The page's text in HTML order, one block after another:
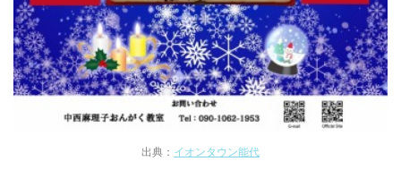
出典： イオンタウン能代